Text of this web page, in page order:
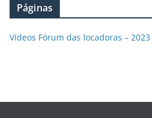
Páginas
Vídeos Fórum das locadoras – 2023